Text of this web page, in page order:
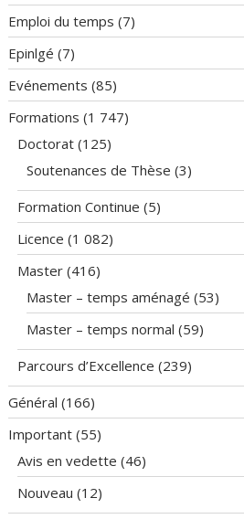
Emploi du temps (7)
Epinlgé (7)
Evénements (85)
Formations (1 747)
Doctorat (125)
Soutenances de Thèse (3)
Formation Continue (5)
Licence (1 082)
Master (416)
Master – temps aménagé (53)
Master – temps normal (59)
Parcours d’Excellence (239)
Général (166)
Important (55)
Avis en vedette (46)
Nouveau (12)